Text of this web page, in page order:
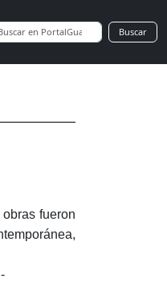
Buscar
fueron